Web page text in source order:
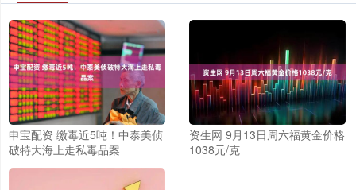
申宝配资 缴毒近5吨！中泰美侦
破特大海上走私毒品案
资生网 9月13日周六福黄金价格
1038元/克